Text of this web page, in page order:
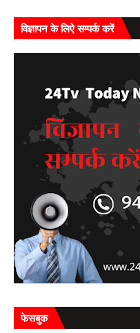
विज्ञापन के लिऐ सम्पर्क करें
फेसबुक